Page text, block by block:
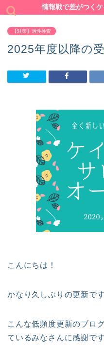
情報戦で差がつく
【対策】適性検査
2025年度以降の
こんにちは！
かなり久しぶりの更新です
こんな低頻度更新のブロ
ているみなさんに感謝で